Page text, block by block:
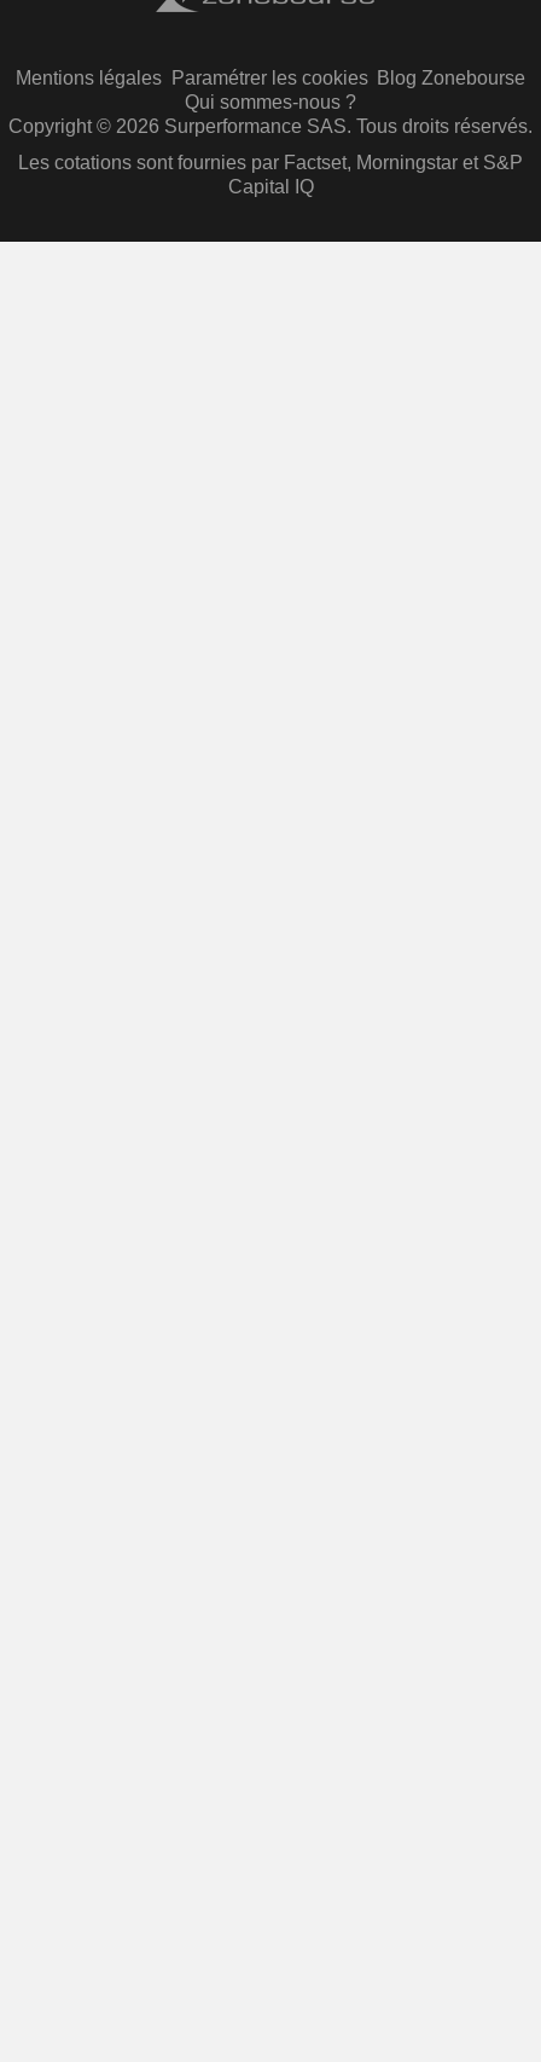
Mentions légales Paramétrer les cookies Blog Zonebourse
Qui sommes-nous ?
Copyright © 2026 Surperformance SAS. Tous droits réservés.
Les cotations sont fournies par Factset, Morningstar et S&P
Capital IQ